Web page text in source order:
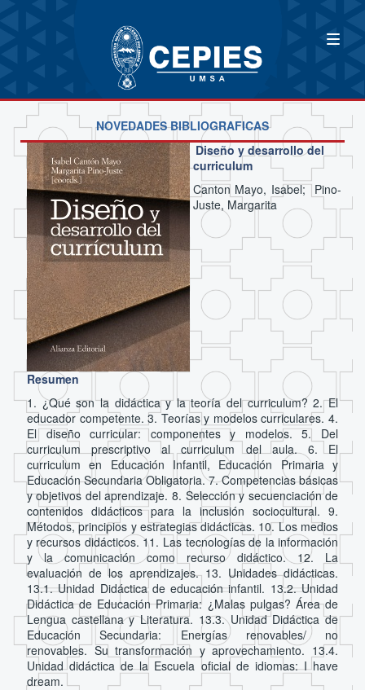
NOVEDADES BIBLIOGRAFICAS
Diseño y desarrollo del
curriculum
Canton Mayo, Isabel; Pino-
Juste, Margarita
Resumen
1. ¿Qué son la didáctica y la teoría del curriculum? 2. El
educador competente. 3. Teorías y modelos curriculares. 4.
El diseño curricular: componentes y modelos. 5. Del
curriculum prescriptivo al curriculum del aula. 6. El
curriculum en Educación Infantil, Educación Primaria y
Educación Secundaria Obligatoria. 7. Competencias básicas
y objetivos del aprendizaje. 8. Selección y secuenciación de
contenidos didácticos para la inclusión sociocultural. 9.
Métodos, principios y estrategias didácticas. 10. Los medios
y recursos didácticos. 11. Las tecnologías de la información
y la comunicación como recurso didáctico. 12. La
evaluación de los aprendizajes. 13. Unidades didácticas.
13.1. Unidad Didáctica de educación infantil. 13.2. Unidad
Didáctica de Educación Primaria: ¿Malas pulgas? Área de
Lengua castellana y Literatura. 13.3. Unidad Didáctica de
Educación Secundaria: Energías renovables/ no
renovables. Su transformación y aprovechamiento. 13.4.
Unidad didáctica de la Escuela oficial de idiomas: I have
dream.